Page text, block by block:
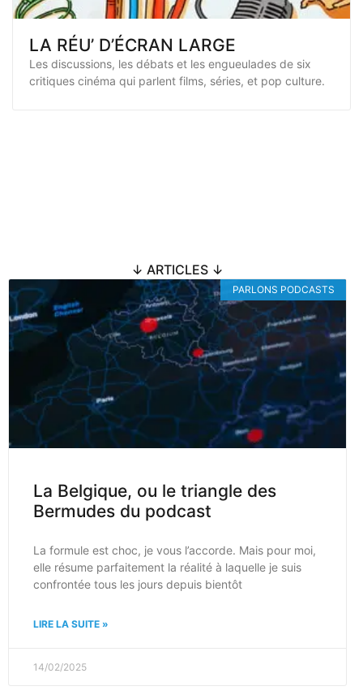
LA RÉU’ D’ÉCRAN LARGE
Les discussions, les débats et les engueulades de six
critiques cinéma qui parlent films, séries, et pop culture.
↓ ARTICLES ↓
PARLONS PODCASTS
La Belgique, ou le triangle des
Bermudes du podcast
La formule est choc, je vous l’accorde. Mais pour moi,
elle résume parfaitement la réalité à laquelle je suis
confrontée tous les jours depuis bientôt
LIRE LA SUITE »
14/02/2025